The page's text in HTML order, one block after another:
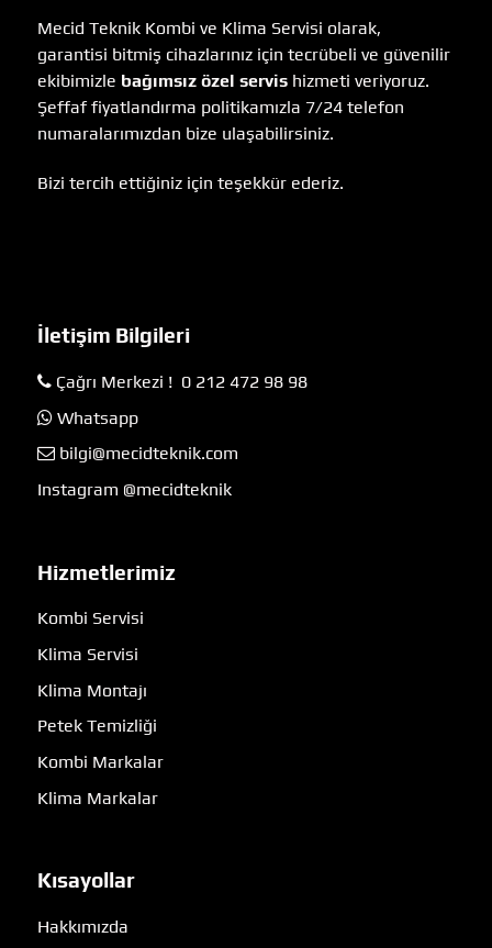
Mecid Teknik Kombi ve Klima Servisi olarak,
garantisi bitmiş cihazlarınız için tecrübeli ve güvenilir
ekibimizle bağımsız özel servis hizmeti veriyoruz.
Şeffaf fiyatlandırma politikamızla 7/24 telefon
numaralarımızdan bize ulaşabilirsiniz.
Bizi tercih ettiğiniz için teşekkür ederiz.
İletişim Bilgileri
Çağrı Merkezi ! 0 212 472 98 98
Whatsapp
bilgi@mecidteknik.com
Instagram @mecidteknik
Hizmetlerimiz
Kombi Servisi
Klima Servisi
Klima Montajı
Petek Temizliği
Kombi Markalar
Klima Markalar
Kısayollar
Hakkımızda